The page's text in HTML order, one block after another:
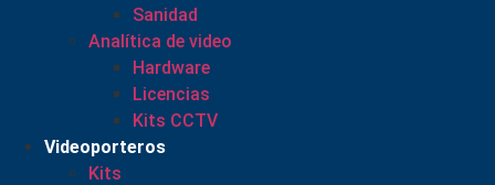
Sanidad
Analítica de video
Hardware
Licencias
Kits CCTV
Videoporteros
Kits